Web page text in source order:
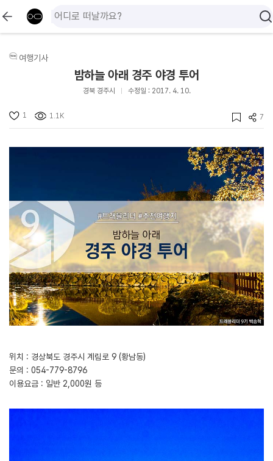
여행기사
밤하늘 아래 경주 야경 투어
경북 경주시 수정일 : 2017. 4. 10.
1 1.1K 7
위치 : 경상북도 경주시 계림로 9 (황남동)
문의 : 054-779-8796
이용요금 : 일반 2,000원 등